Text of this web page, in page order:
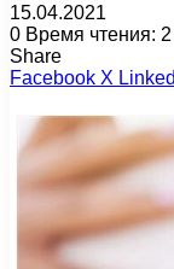
15.04.2021
0 Время чтения:
Share
Facebook X